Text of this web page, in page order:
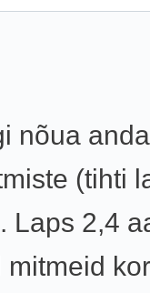
nõua
(tihti
Laps 2,4